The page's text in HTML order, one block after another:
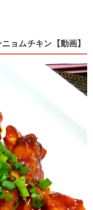
ョムチキン【動画】